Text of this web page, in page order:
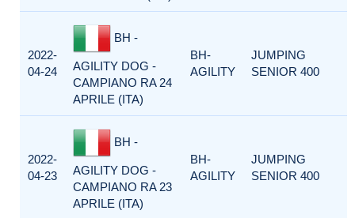
2022-
04-24
BH -
AGILITY DOG -
CAMPIANO RA 24
APRILE (ITA)
BH-
AGILITY
JUMPING
SENIOR 400
2022-
04-23
BH -
AGILITY DOG -
CAMPIANO RA 23
APRILE (ITA)
BH-
AGILITY
JUMPING
SENIOR 400